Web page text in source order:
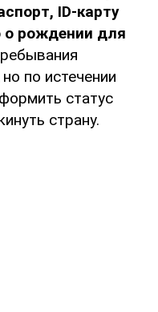
ID-карту
о рождении для
по истечении
статус
страну.